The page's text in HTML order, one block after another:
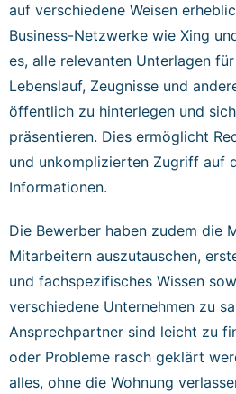
auf verschiedene Weisen
Business-Netzwerke wie Xing
es, alle relevanten Unterlagen
Lebenslauf, Zeugnisse und
öffentlich zu hinterlegen und
präsentieren. Dies ermöglicht
und unkomplizierten Zugriff auf
Informationen.
Die Bewerber haben zudem die
Mitarbeitern auszutauschen,
und fachspezifisches Wissen
verschiedene Unternehmen zu
Ansprechpartner sind leicht zu
oder Probleme rasch geklärt
alles, ohne die Wohnung